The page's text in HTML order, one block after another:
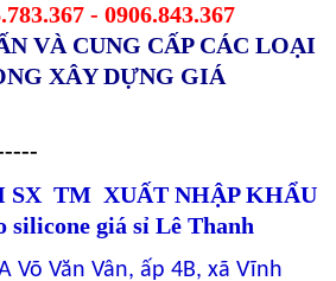
- 0906.843.367
VÀ CUNG CẤP CÁC LOẠI
XÂY DỰNG GIÁ
SX TM XUẤT NHẬP KHẨU
giá sỉ Lê Thanh
Võ Văn Vân, ấp 4B, xã Vĩnh